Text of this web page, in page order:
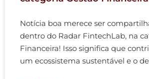
Notícia boa merece ser
dentro do Radar FintechLab, na
Financeira! Isso significa que
um ecossistema sustentável e o